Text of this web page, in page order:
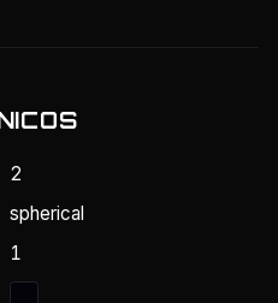
2
spherical
1